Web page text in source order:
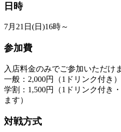
日時
7月21日(日)16時～
参加費
入店料金のみでご参加いただけ
一般：2,000円（1ドリンク付き）
学割：1,500円（1ドリンク付き
ます）
対戦方式